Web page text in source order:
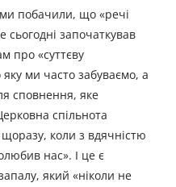
ми побачили, що «речі
започаткував
про «суттєву
ми часто забуваємо, а
сповнення, яке
спільнота
коли з вдячністю
нас». І це є
який «ніколи не